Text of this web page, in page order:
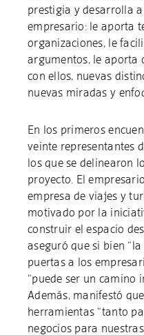
prestigia y desarrolla
empresario: le aporta
organizaciones, le
argumentos, le aporta
con ellos, nuevas
nuevas miradas y
En los primeros
veinte representantes
los que se delinearon
proyecto. El empresario
empresa de viajes y
motivado por la
construir el espacio
aseguró que si bien
puertas a los
“puede ser un camino
Además, manifestó
herramientas “tanto
negocios para